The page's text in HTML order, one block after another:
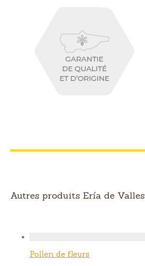
Autres produits Ería de Valles
Pollen de fleurs